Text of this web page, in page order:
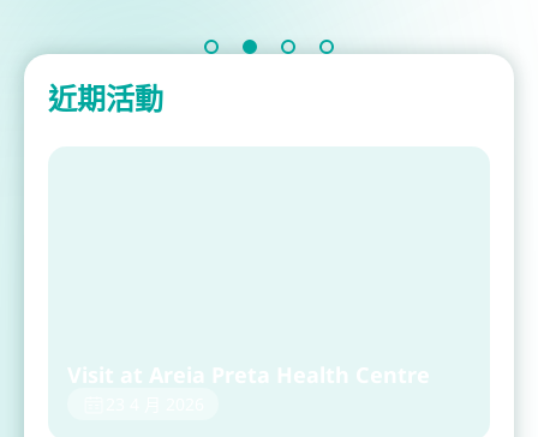
近期活動
Visit at Areia Preta Health Centre